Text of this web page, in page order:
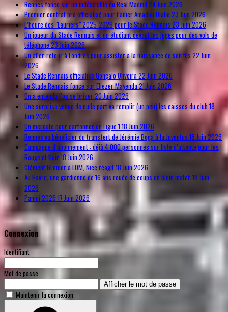
Rennes fonce sur un indésirable du Real Madrid 24 Juin 2026
Premier contrat pro officialisé pour l’ailier Amadou Diallo 23 Juin 2026
L’heure des "Lauriers" 2025-2026 pour le Stade Rennais 23 Juin 2026
Un joueur du Stade Rennais et un étudiant devant les juges pour des vols de
téléphone23 Juin 2026
Un aller-retour à Londres pour assister à la naissance de son fils 22 Juin
2026
Le Stade Rennais officialise Gonçalo Oliveira22 Juin 2026
Le Stade Rennais fonce sur Eliezer Mayenda21 Juin 2026
On a entendu l’os se briser20 Juin 2026
Une surprise venue de nulle part va remplir (un peu) les caisses du club18
Juin 2026
Un mercato pour cartonner en Ligue 118 Juin 2026
Rennes va bénéficier du transfert de Jérémie Boga à la Juventus 18 Juin 2026
Campagne d’abonnement : déjà 4 000 personnes sur liste d’attente pour les
Rouge et Noir18 Juin 2026
Clément Grenier à l'OM, Nice réagit18 Juin 2026
Au Havre, une gardienne de 16 ans rouée de coups en plein match 18 Juin
2026
Panini 2026 17 Juin 2026
Connexion
Identifiant
Mot de passe
Afficher le mot de passe
Maintenir la connexion